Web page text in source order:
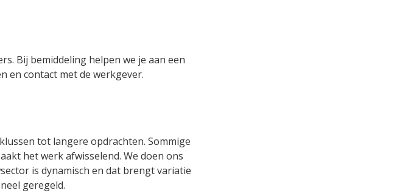
Bij bemiddeling helpen we je aan een
en contact met de werkgever.
tot langere opdrachten. Sommige
het werk afwisselend. We doen ons
is dynamisch en dat brengt variatie
geregeld.